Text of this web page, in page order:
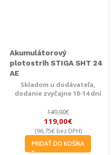
Akumulátorový
plotostrih STIGA SHT 24
AE
Skladom u dodávateľa,
dodanie zvyčajne 10-14 dní
149,00€
119,00€
(96,75€bez DPH)
PRIDAŤ DO KOŠÍKA